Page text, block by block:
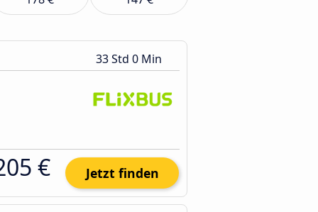
33 Std 0 Min
€ Jetzt finden